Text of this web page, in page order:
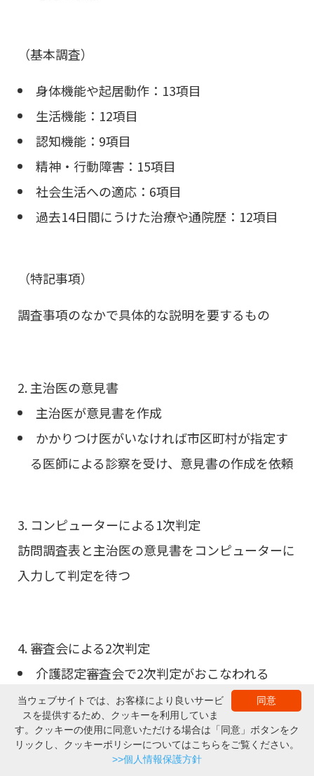
（基本調査）
身体機能や起居動作：13項目
生活機能：12項目
認知機能：9項目
精神・行動障害：15項目
社会生活への適応：6項目
過去14日間にうけた治療や通院歴：12項目
（特記事項）
調査事項のなかで具体的な説明を要するもの
主治医の意見書
主治医が意見書を作成
かかりつけ医がいなければ市区町村が指定す
る医師による診察を受け、意見書の作成を依頼
コンピューターによる1次判定
訪問調査表と主治医の意見書をコンピューターに
入力して判定を待つ
審査会による2次判定
介護認定審査会で2次判定がおこなわれる
1次判定の結果や特記事項などをもとに専門家
が会議をおこない判定を決定する
▲ページの上部へ
購入する カタログ・取説
同意
当ウェブサイトでは、お客様により良いサービ
スを提供するため、クッキーを利用していま
す。クッキーの使用に同意いただける場合は「同意」ボタンをク
リックし、クッキーポリシーについてはこちらをご覧ください。
>>個人情報保護方針